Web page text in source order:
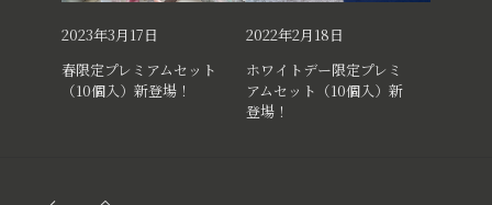
2023年3月17日
春限定プレミアムセット
（10個入）新登場！
2022年2月18日
ホワイトデー限定プレミ
アムセット（10個入）新
登場！